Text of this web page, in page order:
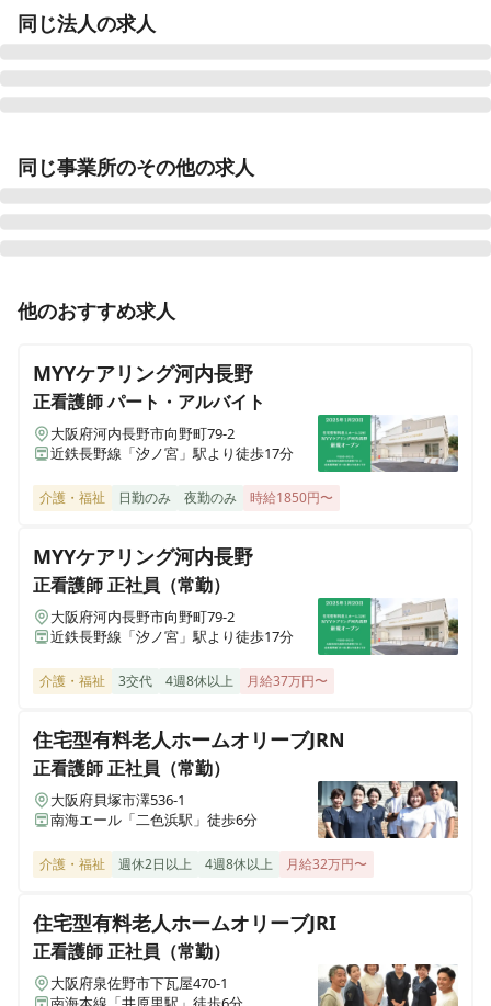
同じ法人の求人
アポート）
大阪府豊中市中桜塚5-3-45
大阪府大阪市西区北堀江1-1-18四ツ橋イーストビル4階
メディケア訪問看護ステーション
大阪府大阪市旭区清水4-9-4プレアール清水1A
サービス付き高齢者向け住宅 ピースフリー箕面（メディケ
大阪府箕面市半町2-4-2
住宅型有料老人ホーム24かんご生江(メディケアポート)
大阪府大阪市旭区生江3丁目3-15
ィケアポート）
大阪府岸和田市磯上町4-21-33
住宅型有料老人ホーム２４かんご夏見台(仮称)(メディケア
ポート)
住宅型有料老人ホーム ピースフリー枚方（メディケアポー
ト）
大阪府枚方市茄子作南町221-1
同じ事業所のその他の求人
正看護師 正社員（常勤）
看護師｜正社員｜サービス付き高齢者向け住宅 ピースフ
准看護師 正社員（常勤）
看護師｜正社員｜サービス付き高齢者向け住宅 ピースフ
リー針中野
他のおすすめ求人
MYYケアリング河内長野
正看護師パート・アルバイト
大阪府河内長野市向野町79-2
近鉄長野線「汐ノ宮」駅より徒歩17分
介護・福祉 日勤のみ 夜勤のみ 時給1850円〜
MYYケアリング河内長野
正看護師正社員（常勤）
大阪府河内長野市向野町79-2
近鉄長野線「汐ノ宮」駅より徒歩17分
介護・福祉 3交代 4週8休以上 月給37万円〜
住宅型有料老人ホームオリーブJRN
正看護師正社員（常勤）
大阪府貝塚市澤536-1
南海エール「二色浜駅」徒歩6分
介護・福祉 週休2日以上 4週8休以上 月給32万円〜
住宅型有料老人ホームオリーブJRI
正看護師正社員（常勤）
大阪府泉佐野市下瓦屋470-1